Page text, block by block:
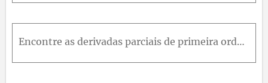
Encontre as derivadas parciais de primeira ordem, ∂f/∂x e ∂f/∂y , da seguinte função:f(x, y) = 2*x^2 - 3*y - 4